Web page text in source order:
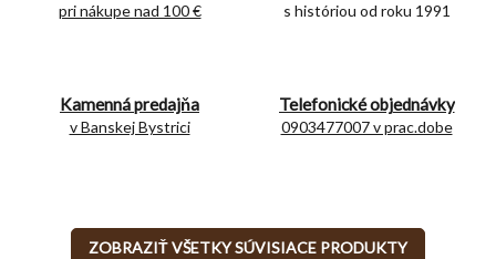
pri nákupe nad 100 € s históriou od roku 1991
Kamenná predajňa
v Banskej Bystrici
Telefonické objednávky
0903477007 v prac.dobe
ZOBRAZIŤ VŠETKY SÚVISIACE PRODUKTY